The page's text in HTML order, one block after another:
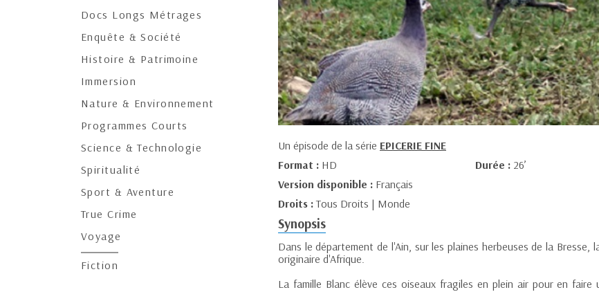
Docs Longs Métrages
Enquête & Société
Histoire & Patrimoine
Immersion
Nature & Environnement
Programmes Courts
Science & Technologie
Spiritualité
Sport & Aventure
True Crime
Voyage
Fiction
Un épisode de la série EPICERIE FINE
Format : HD Durée : 26’
Version disponible : Français
Droits :Tous Droits | Monde
Synopsis
Dans le département de l'Ain, sur les plaines herbeuses de la
originaire d'Afrique.
La famille Blanc élève ces oiseaux fragiles en plein air pour en